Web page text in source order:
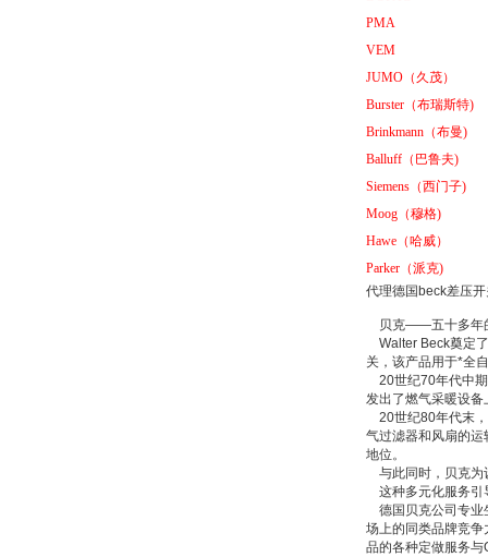
PMA
VEM
JUMO （久茂）
Burster （布瑞斯特)
Brinkmann （布曼)
Balluff （巴鲁夫)
Siemens （西门子)
Moog （穆格)
Hawe （哈威）
Parker （派克)
代理德国beck差压
贝克——五十多年
Walter Beck奠定
关，该产品用于*全
20世纪70年代中期
发出了燃气采暖设
20世纪80年代末，
气过滤器和风扇的
地位。
与此同时，贝克为
这种多元化服务引
德国贝克公司专业
场上的同类品牌竞
品的各种定做服务与